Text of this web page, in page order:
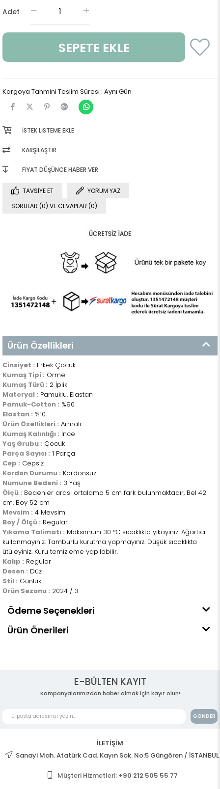
Adet
Kargoya Tahmini Teslim Süresi : Aynı Gün
İSTEK LISTEME EKLE
KARŞILAŞTIR
FIYAT DÜŞÜNCE HABER VER
TAVSIYE ET
YORUM YAZ
SORULAR (0) VE CEVAPLAR (0)
Ürün Özellikleri
Cinsiyet : Erkek Çocuk
Kumaş Tipi : Örme
Kumaş Türü : 2 İplik
Materyal : Pamuklu, Elastan
Pamuk-Cotton : %90
Elastan : %10
Ürün Özellikleri : Armalı
Kumaş Kalınlığı : İnce
Yaş Grubu : Çocuk
Parça Sayısı : 1 Parça
Cep : Cepsiz
Kordon Durumu : Kordonsuz
Numune Bedeni : 3 Yaş
Ölçü : Bedenler arası ortalama 5 cm fark bulunmaktadır, Bel 42
cm, Boy 52 cm
Mevsim : 4 Mevsim
Boy / Ölçü : Regular
Yıkama Talimatı : Maksimum 30 °C sıcaklıkta yıkayınız. Ağartıcı
kullanmayınız. Tamburlu kurutma yapmayınız. Düşük sıcaklıkta
ütüleyiniz. Kuru temizleme yapılabilir.
Kalıp : Regular
Desen : Düz
Stil : Günlük
Ürün Sezonu : 2024 / 3
Ödeme Seçenekleri
Ürün Önerileri
E-BÜLTEN KAYIT
Kampanyalarımızdan haber almak için kayıt olun!
GÖNDER
İLETİŞİM
Sanayi Mah. Atatürk Cad. Kayın Sok. No:5 Güngören / İSTANBUL
Müşteri Hizmetleri: +90 212 505 55 77